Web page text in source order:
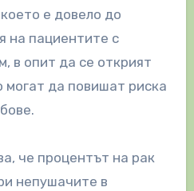
е довело до
на пациентите с
в опит да се открият
могат да повишат риска
че процентът на рак
непушачите в